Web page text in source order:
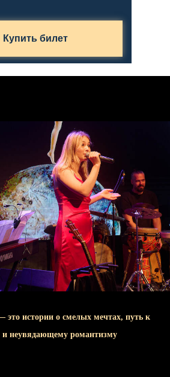
Купить билет
истории о смелых мечтах, путь к
и неувядающему романтизму